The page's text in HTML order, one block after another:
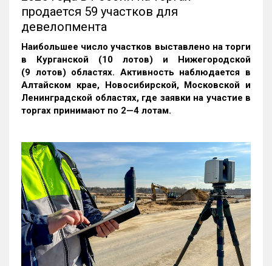
продается 59 участков для
девелопмента
Наибольшее число участков выставлено на торги
в Курганской (10 лотов) и Нижегородской
(9 лотов) областях. Активность наблюдается в
Алтайском крае, Новосибирской, Московской и
Ленинградской областях, где заявки на участие в
торгах принимают по 2—4 лотам.